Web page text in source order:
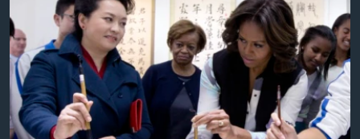
ອິດສະຫຼະພາບດ້ານການຂ່າວ
ຊີວິດຊາວລາວ
ຊຸມຊົນຊາວລາວ
ວິທະຍາສາດ-ເທັກໂນໂລຈີ
ທຸລະກິດ